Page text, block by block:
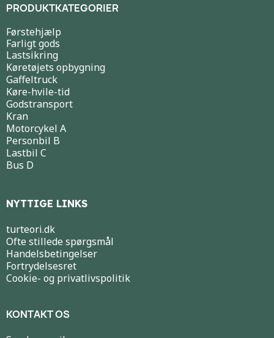
PRODUKTKATEGORIER
Førstehjælp
Farligt gods
Lastsikring
Køretøjets opbygning
Gaffeltruck
Køre-hvile-tid
Godstransport
Kran
Motorcykel A
Personbil B
Lastbil C
Bus D
NYTTIGE LINKS
turteori.dk
Ofte stillede spørgsmål
Handelsbetingelser
Fortrydelsesret
Cookie- og privatlivspolitik
KONTAKT OS